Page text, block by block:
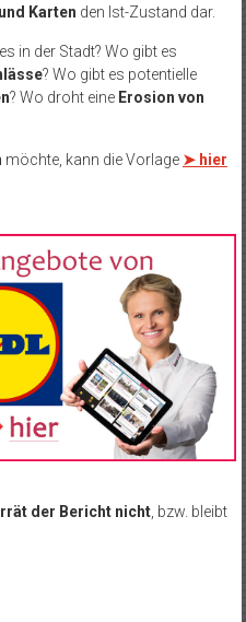
Karten den Ist-Zustand dar.
in der Stadt? Wo gibt es
? Wo gibt es potentielle
? Wo droht eine Erosion von
möchte, kann die Vorlage ➤ hier
der Bericht nicht, bzw. bleibt